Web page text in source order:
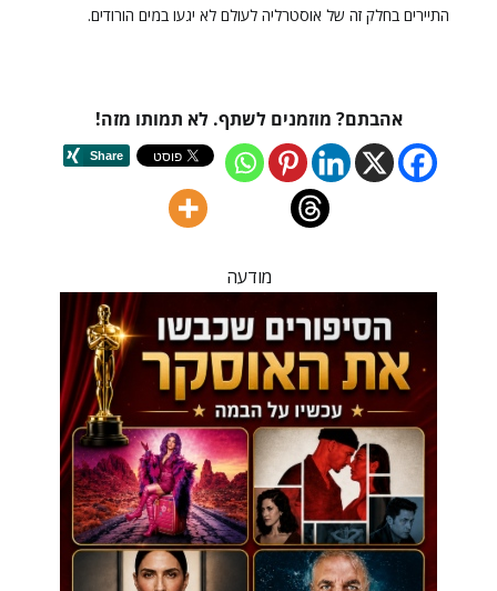
התיירים בחלק זה של אוסטרליה לעולם לא יגעו במים הורודים.
אהבתם? מוזמנים לשתף. לא תמותו מזה!
מודעה